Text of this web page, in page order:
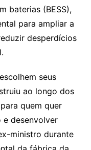
baterias (BESS),
para ampliar a
desperdícios
seus
ao longo dos
quem quer
e desenvolver
ministro durante